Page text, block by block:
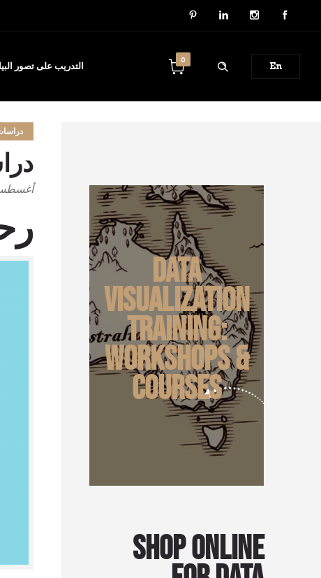
En
0
التدريب على تصور
أغسطس 28,
Data
Visualization
Training:
Workshops &
Courses
Shop Online